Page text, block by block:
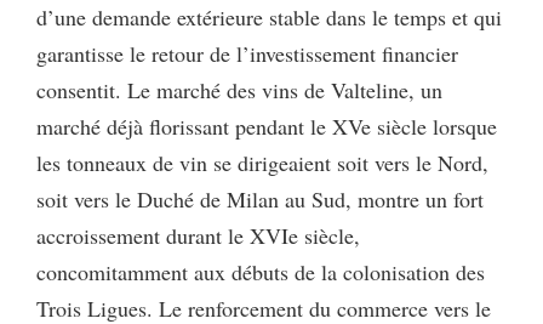
d’une demande extérieure stable dans le temps et qui
garantisse le retour de l’investissement financier
consentit. Le marché des vins de Valteline, un
marché déjà florissant pendant le XVe siècle lorsque
les tonneaux de vin se dirigeaient soit vers le Nord,
soit vers le Duché de Milan au Sud, montre un fort
accroissement durant le XVIe siècle,
concomitamment aux débuts de la colonisation des
Trois Ligues. Le renforcement du commerce vers le